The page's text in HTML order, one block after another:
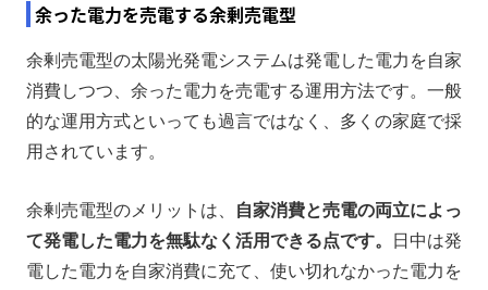
余った電力を売電する余剰売電型
余剰売電型の太陽光発電システムは発電した電力を自家
消費しつつ、余った電力を売電する運用方法です。一般
的な運用方式といっても過言ではなく、多くの家庭で採
用されています。
余剰売電型のメリットは、
自家消費と売電の両立によっ
て発電した電力を無駄なく活用できる点です。
日中は発
電した電力を自家消費に充て、使い切れなかった電力を